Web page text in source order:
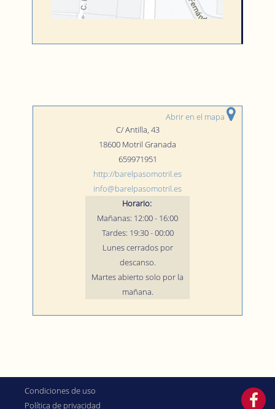
Abrir en el mapa
C/ Antilla, 43
18600 Motril Granada
659971951
http://barelpasomotril.es
info@barelpasomotril.es
Horario:
Mañanas: 12:00 - 16:00
Tardes: 19:30 - 00:00
Lunes cerrados por
descanso.
Martes abierto solo por la
mañana.
Condiciones de uso
Política de privacidad